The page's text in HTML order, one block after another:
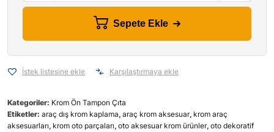
Sepete Ekle
İstek listesine ekle Karşılaştırmaya ekle
Kategoriler: Krom Ön Tampon Çıta
Etiketler: araç dış krom kaplama, araç krom aksesuar, krom araç
aksesuarları, krom oto parçaları, oto aksesuar krom ürünler, oto dekoratif